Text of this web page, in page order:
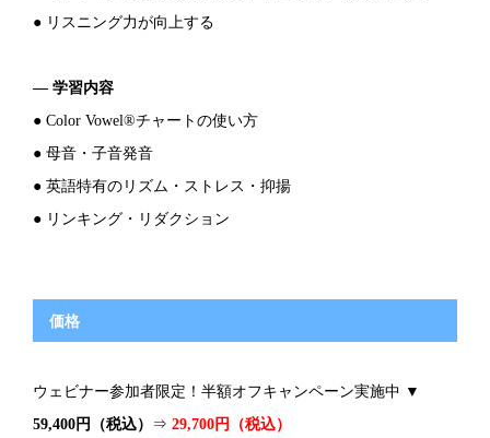
● リスニング力が向上する
― 学習内容
● Color Vowel®チャートの使い方
● 母音・子音発音
● 英語特有のリズム・ストレス・抑揚
● リンキング・リダクション
価格
ウェビナー参加者限定！半額オフキャンペーン実施中 ▼
59,400円（税込）
⇒29,700円（税込）